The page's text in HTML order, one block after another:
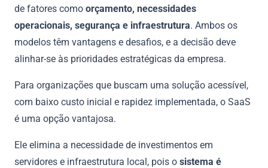
de fatores como orçamento, necessidades
operacionais, segurança e infraestrutura. Ambos os
modelos têm vantagens e desafios, e a decisão deve
alinhar-se às prioridades estratégicas da empresa.
Para organizações que buscam uma solução acessível,
com baixo custo inicial e rapidez implementada, o SaaS
é uma opção vantajosa.
Ele elimina a necessidade de investimentos em
servidores e infraestrutura local, pois o sistema é